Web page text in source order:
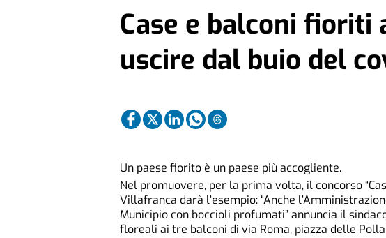
Case e balconi fioriti
uscire dal buio del
Un paese fiorito è un paese più accogliente.
Nel promuovere, per la prima volta, il concorso
Villafranca darà l’esempio: “Anche
Municipio con boccioli profumati” annuncia il
floreali ai tre balconi di via Roma, piazza delle